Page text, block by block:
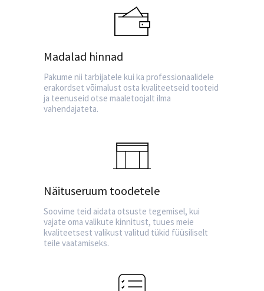
Madalad hinnad
Pakume nii tarbijatele kui ka professionaalidele
erakordset võimalust osta kvaliteetseid tooteid
ja teenuseid otse maaletoojalt ilma
vahendajateta.
Näituseruum toodetele
Soovime teid aidata otsuste tegemisel, kui
vajate oma valikute kinnitust, tuues meie
kvaliteetsest valikust valitud tükid füüsiliselt
teile vaatamiseks.